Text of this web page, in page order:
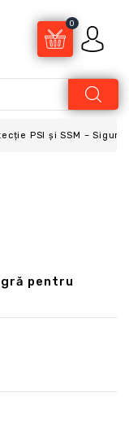
0
PSI și SSM –
pentru